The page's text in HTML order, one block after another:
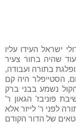
ישראל העידו עליו
שהיה בחור צעיר
בתורה ועבודה,
הסטייפלר היה קם
נשמע בבני ברק
פוניבז' הגאון ר'
לפני ר' לייזר אלא
של הדור הקודם